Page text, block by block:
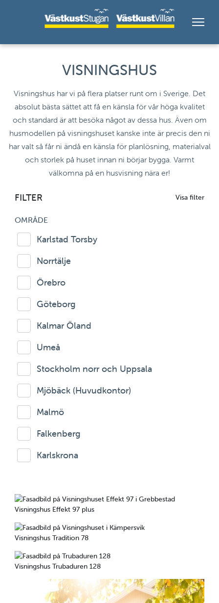
VISNINGSHUS
Visningshus har vi på flera platser runt om i Sverige. Det
absolut bästa sättet att få en känsla för vår höga kvalitet
och standard är att besöka något av dessa hus. Även om
husmodellen på visningshuset kanske inte är precis den ni
har valt så får ni ändå en känsla för planlösning, materialval
och storlek på huset innan ni börjar bygga. Varmt
välkomna på en husvisning nära er!
FILTER Visa filter
OMRÅDE
Karlstad Torsby
Norrtälje
Örebro
Göteborg
Kalmar Öland
Umeå
Stockholm norr och Uppsala
Mjöbäck (Huvudkontor)
Malmö
Falkenberg
Karlskrona
Visningshus Effekt 97 plus
Visningshus Tradition 78
Visningshus Trubaduren 128